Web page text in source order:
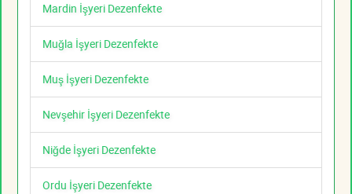
Mardin İşyeri Dezenfekte
Muğla İşyeri Dezenfekte
Muş İşyeri Dezenfekte
Nevşehir İşyeri Dezenfekte
Niğde İşyeri Dezenfekte
Ordu İşyeri Dezenfekte